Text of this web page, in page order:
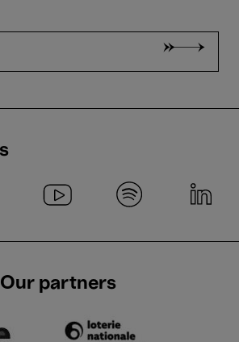
Our partners